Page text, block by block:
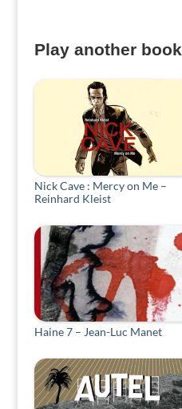
Play another book
Nick Cave : Mercy on Me –
Reinhard Kleist
Haine 7 – Jean-Luc Manet